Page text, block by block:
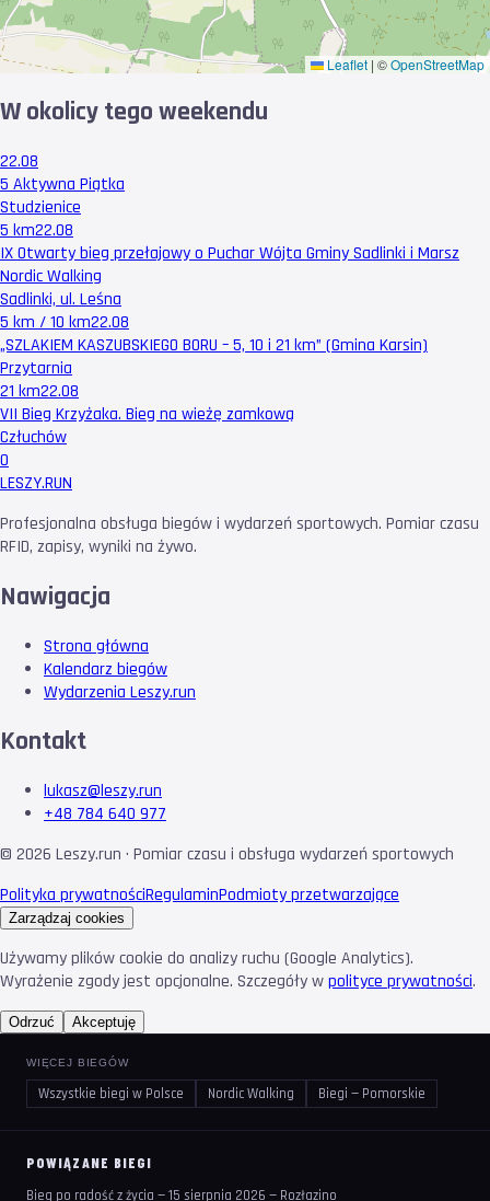
Leaflet | ©OpenStreetMap
W okolicy tego weekendu
22.08
5 Aktywna Piątka
Studzienice
5 km22.08
IX Otwarty bieg przełajowy o Puchar Wójta Gminy Sadlinki i Marsz
Nordic Walking
Sadlinki, ul. Leśna
5 km / 10 km22.08
„SZLAKIEM KASZUBSKIEGO BORU – 5, 10 i 21 km” (Gmina Karsin)
Przytarnia
21 km22.08
VII Bieg Krzyżaka. Bieg na wieżę zamkową
Człuchów
0
LESZY.RUN
Profesjonalna obsługa biegów i wydarzeń sportowych. Pomiar czasu
RFID, zapisy, wyniki na żywo.
Nawigacja
Strona główna
Kalendarz biegów
Wydarzenia Leszy.run
Kontakt
lukasz@leszy.run
+48 784 640 977
© 2026 Leszy.run · Pomiar czasu i obsługa wydarzeń sportowych
Polityka prywatnościRegulaminPodmioty przetwarzające
Zarządzaj cookies
Używamy plików cookie do analizy ruchu (Google Analytics).
Wyrażenie zgody jest opcjonalne. Szczegóły wpolityce prywatności.
Odrzuć Akceptuję
WIĘCEJ BIEGÓW
Wszystkie biegi w Polsce Nordic Walking Biegi — Pomorskie
POWIĄZANE BIEGI
Bieg po radość z życia — 15 sierpnia 2026 — Rozłazino